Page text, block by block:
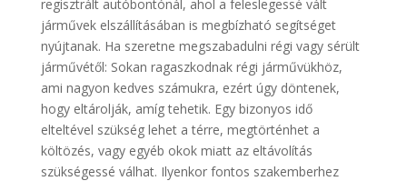
regisztrált autóbontónál, ahol a feleslegessé vált
járművek elszállításában is megbízható segítséget
nyújtanak. Ha szeretne megszabadulni régi vagy sérült
járművétől: Sokan ragaszkodnak régi járművükhöz,
ami nagyon kedves számukra, ezért úgy döntenek,
hogy eltárolják, amíg tehetik. Egy bizonyos idő
elteltével szükség lehet a térre, megtörténhet a
költözés, vagy egyéb okok miatt az eltávolítás
szükségessé válhat. Ilyenkor fontos szakemberhez